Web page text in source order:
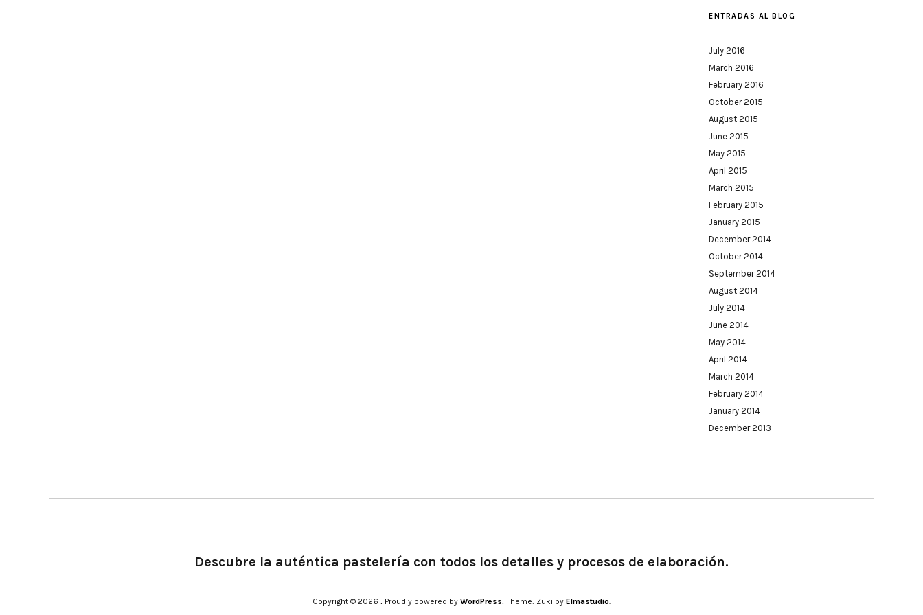
ENTRADAS AL BLOG
July 2016
March 2016
February 2016
October 2015
August 2015
June 2015
May 2015
April 2015
March 2015
February 2015
January 2015
December 2014
October 2014
September 2014
August 2014
July 2014
June 2014
May 2014
April 2014
March 2014
February 2014
January 2014
December 2013
Descubre la auténtica pastelería con todos los detalles y procesos de elaboración.
Copyright © 2026 . Proudly powered by WordPress. Theme: Zuki by Elmastudio.